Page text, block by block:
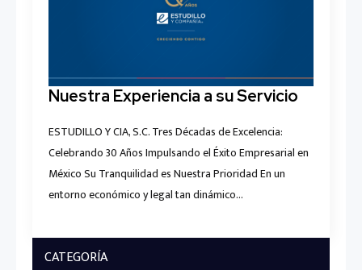
Nuestra Experiencia a su Servicio
ESTUDILLO Y CIA, S.C. Tres Décadas de Excelencia:
Celebrando 30 Años Impulsando el Éxito Empresarial en
México Su Tranquilidad es Nuestra Prioridad En un
entorno económico y legal tan dinámico…
CATEGORÍA